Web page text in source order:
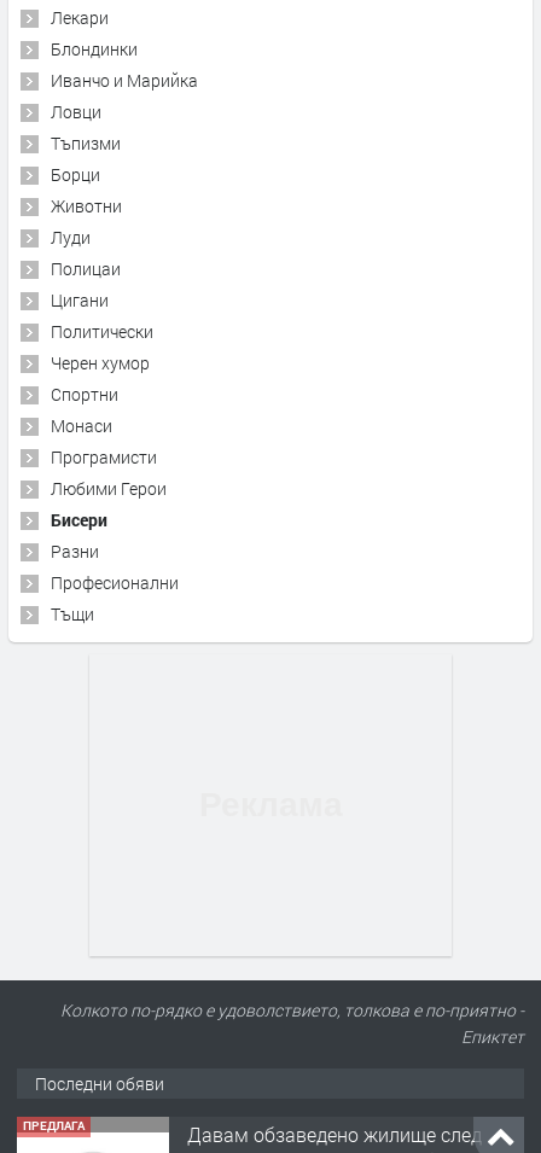
Лекари
Блондинки
Иванчо и Марийка
Ловци
Тъпизми
Борци
Животни
Луди
Полицаи
Цигани
Политически
Черен хумор
Спортни
Монаси
Програмисти
Любими Герои
Бисери
Разни
Професионални
Тъщи
Колкото по-рядко е удоволствието, толкова е по-приятно -
Епиктет
Последни обяви
ПРЕДЛАГА
Давам обзаведено жилище след